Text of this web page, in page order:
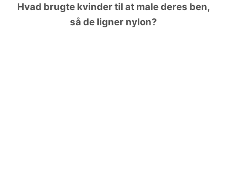
Kirurgi og procedurer
Hvad brugte kvinder til at male deres ben,
så de ligner nylon?